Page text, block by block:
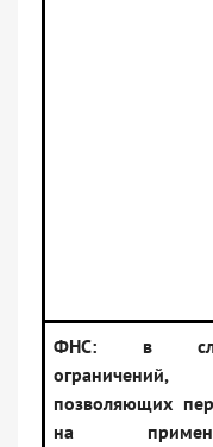
ФНС: в
позволяющих
на